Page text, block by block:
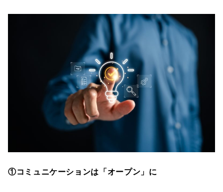
①コミュニケーションは「オープン」に